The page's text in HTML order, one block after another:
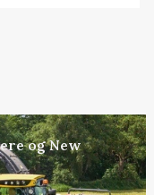
og New